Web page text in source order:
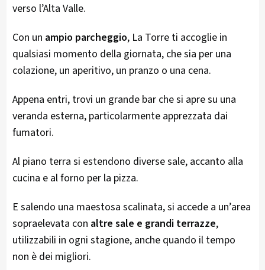
verso l’Alta Valle.
Con un ampio parcheggio, La Torre ti accoglie in
qualsiasi momento della giornata, che sia per una
colazione, un aperitivo, un pranzo o una cena.
Appena entri, trovi un grande bar che si apre su una
veranda esterna, particolarmente apprezzata dai
fumatori.
Al piano terra si estendono diverse sale, accanto alla
cucina e al forno per la pizza.
E salendo una maestosa scalinata, si accede a un’area
sopraelevata con altre sale e grandi terrazze,
utilizzabili in ogni stagione, anche quando il tempo
non è dei migliori.